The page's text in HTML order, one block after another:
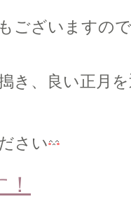
ございますの
き、良い正月
さい